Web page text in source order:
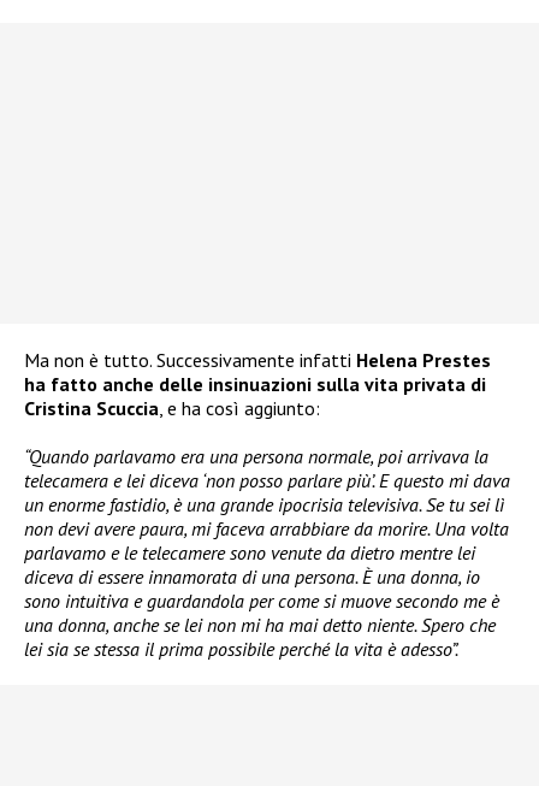
Ma non è tutto. Successivamente infatti Helena Prestes
ha fatto anche delle insinuazioni sulla vita privata di
Cristina Scuccia , e ha così aggiunto:
“Quando parlavamo era una persona normale, poi arrivava la
telecamera e lei diceva ‘non posso parlare più’. E questo mi dava
un enorme fastidio, è una grande ipocrisia televisiva. Se tu sei lì
non devi avere paura, mi faceva arrabbiare da morire. Una volta
parlavamo e le telecamere sono venute da dietro mentre lei
diceva di essere innamorata di una persona. È una donna, io
sono intuitiva e guardandola per come si muove secondo me è
una donna, anche se lei non mi ha mai detto niente. Spero che
lei sia se stessa il prima possibile perché la vita è adesso”.